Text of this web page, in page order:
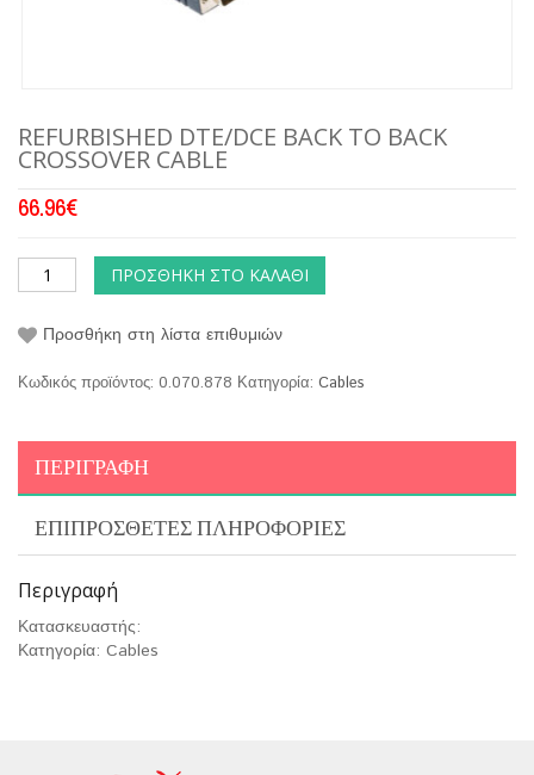
REFURBISHED DTE/DCE BACK TO BACK
CROSSOVER CABLE
66.96€
ΠΡΟΣΘΉΚΗ ΣΤΟ ΚΑΛΆΘΙ
Προσθήκη στη λίστα επιθυμιών
Κωδικός προϊόντος: 0.070.878 Κατηγορία: Cables
ΠΕΡΙΓΡΑΦΉ
ΕΠΙΠΡΌΣΘΕΤΕΣ ΠΛΗΡΟΦΟΡΊΕΣ
Περιγραφή
Κατασκευαστής:
Κατηγορία: Cables